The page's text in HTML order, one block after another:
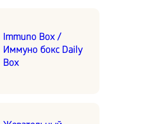
Immuno Box /
Иммуно бокс Daily
Box